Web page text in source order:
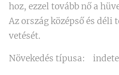
hoz, ezzel tovább nő a
Az ország középső és
vetését.
Növekedés típusa: